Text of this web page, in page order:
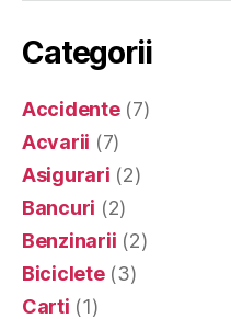
Categorii
Accidente(7)
Acvarii (7)
Asigurari (2)
Bancuri (2)
Benzinarii (2)
Biciclete(3)
Carti (1)